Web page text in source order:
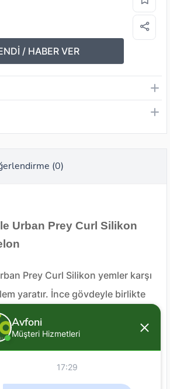
/ HABER VER
(0)
Urban Prey Curl Silikon
Prey Curl Silikon yemler karşı
yaratır. İnce gövdeyle birlikte
büyük levrek ve zanderleri
bir akışkanlıkla hareket
FreeStyle Urban Prey Curl
Avfoni
Müşteri Hizmetleri
17:29